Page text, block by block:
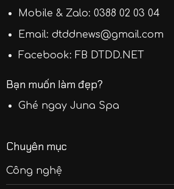
Mobile & Zalo:0388 02 03 04
Email:dtddnews@gmail.com
Facebook: FB DTDD.NET
Bạn muốn làm đẹp?
Ghé ngayJuna Spa
Chuyên mục
Công nghệ